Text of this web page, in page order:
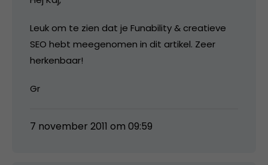
Leuk om te zien dat je Funability & creatieve
SEO hebt meegenomen in dit artikel. Zeer
herkenbaar!
Gr
7 november 2011 om 09:59